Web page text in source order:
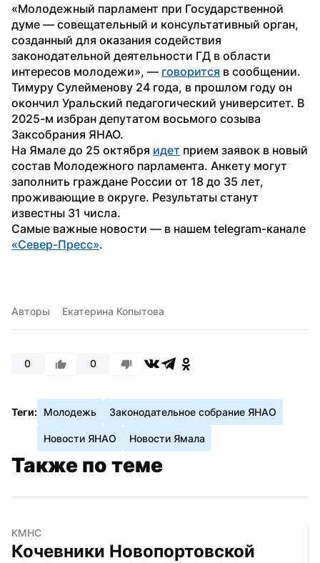
«Молодежный парламент при Государственной
думе — совещательный и консультативный орган,
созданный для оказания содействия
законодательной деятельности ГД в области
интересов молодежи», — говорится в сообщении.
Тимуру Сулейменову 24 года, в прошлом году он
окончил Уральский педагогический университет. В
2025-м избран депутатом восьмого созыва
Заксобрания ЯНАО.
На Ямале до 25 октября идет прием заявок в новый
состав Молодежного парламента. Анкету могут
заполнить граждане России от 18 до 35 лет,
проживающие в округе. Результаты станут
известны 31 числа.
«Север-Пресс».
Авторы Екатерина Копытова
0 0
Теги: Молодежь Законодательное собрание ЯНАО
Новости ЯНАО Новости Ямала
Также по теме
КМНС
Кочевники Новопортовской